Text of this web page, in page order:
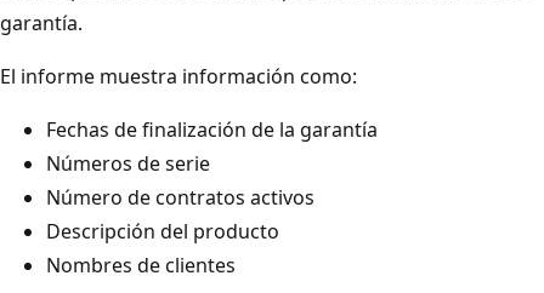
garantía.
El informe muestra información como:
Fechas de finalización de la garantía
Números de serie
Número de contratos activos
Descripción del producto
Nombres de clientes